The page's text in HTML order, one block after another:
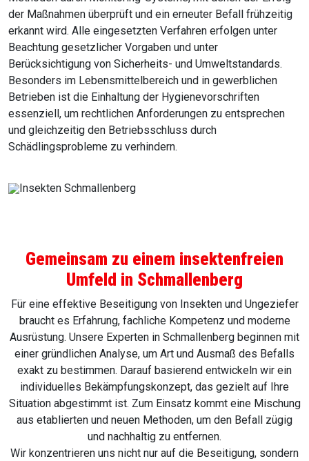
der Maßnahmen überprüft und ein erneuter Befall frühzeitig
erkannt wird. Alle eingesetzten Verfahren erfolgen unter
Beachtung gesetzlicher Vorgaben und unter
Berücksichtigung von Sicherheits- und Umweltstandards.
Besonders im Lebensmittelbereich und in gewerblichen
Betrieben ist die Einhaltung der Hygienevorschriften
essenziell, um rechtlichen Anforderungen zu entsprechen
und gleichzeitig den Betriebsschluss durch
Schädlingsprobleme zu verhindern.
Gemeinsam zu einem insektenfreien
Umfeld in Schmallenberg
Für eine effektive Beseitigung von Insekten und Ungeziefer
braucht es Erfahrung, fachliche Kompetenz und moderne
Ausrüstung. Unsere Experten in Schmallenberg beginnen mit
einer gründlichen Analyse, um Art und Ausmaß des Befalls
exakt zu bestimmen. Darauf basierend entwickeln wir ein
individuelles Bekämpfungskonzept, das gezielt auf Ihre
Situation abgestimmt ist. Zum Einsatz kommt eine Mischung
aus etablierten und neuen Methoden, um den Befall zügig
und nachhaltig zu entfernen.
Wir konzentrieren uns nicht nur auf die Beseitigung, sondern